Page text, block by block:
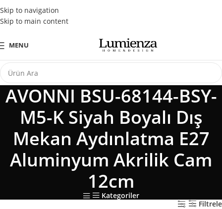
Skip to navigation
Skip to main content
Tüm Kredi Kartlarına Peşin Fiyatına 3 Taksit Fırsatı
MENU
AVONNI BSU-68144-BSY-
M5-K Siyah Boyalı Dış
Mekan Aydınlatma E27
Aluminyum Akrilik Cam
12cm
Kategoriler
Filtrele